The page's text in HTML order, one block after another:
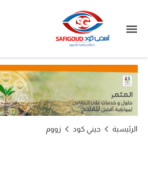
الرئيسية جيني كود زووم